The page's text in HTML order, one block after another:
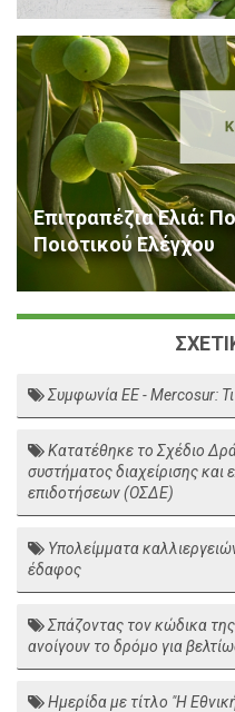
Επιτραπέζια Ελιά:
Ποιοτικού Ελέγχου
Συμφωνία ΕΕ - Mercosur:
Κατατέθηκε το Σχέδιο
συστήματος διαχείρισης
επιδοτήσεων (ΟΣΔΕ)
Υπολείμματα
έδαφος
Σπάζοντας τον κώδικα
ανοίγουν το δρόμο για
Ημερίδα με τίτλο "Η